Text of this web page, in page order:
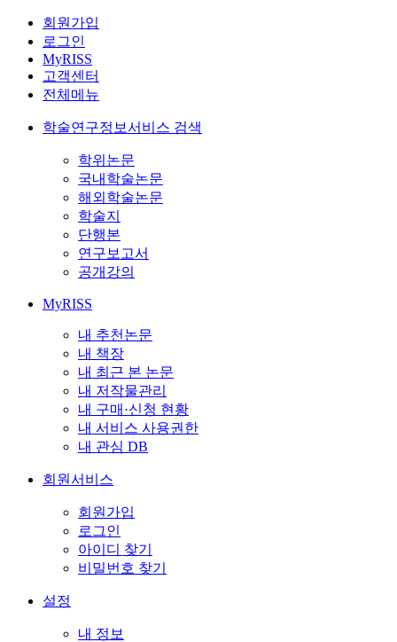
회원가입
로그인
MyRISS
고객센터
전체메뉴
학술연구정보서비스 검색
학위논문
국내학술논문
해외학술논문
학술지
단행본
연구보고서
공개강의
MyRISS
내 추천논문
내 책장
내 최근 본 논문
내 저작물관리
내 구매·신청 현황
내 서비스 사용권한
내 관심 DB
회원서비스
회원가입
로그인
아이디 찾기
비밀번호 찾기
설정
내 정보